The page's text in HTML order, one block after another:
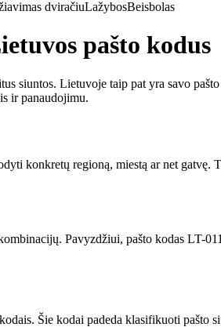
dviračiuLažybosBeisbolas
pašto kodus
siuntos. Lietuvoje taip pat yra savo
ir panaudojimu.
konkretų regioną, miestą ar net
Pavyzdžiui, pašto kodas LT-
Šie kodai padeda klasifikuoti pašto